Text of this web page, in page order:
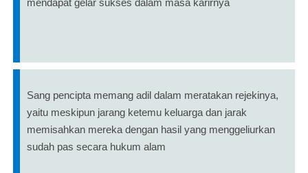
mendapat gelar sukses dalam masa karirnya
Sang pencipta memang adil dalam meratakan rejekinya,
yaitu meskipun jarang ketemu keluarga dan jarak
memisahkan mereka dengan hasil yang menggeliurkan
sudah pas secara hukum alam